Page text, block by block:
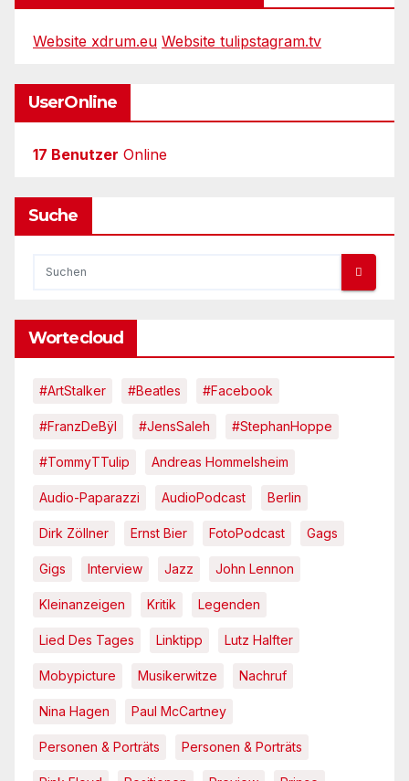
Website xdrum.eu Website tulipstagram.tv
UserOnline
17 Benutzer Online
Suche
Wortecloud
#ArtStalker #Beatles #Facebook
#FranzDeBÿl #JensSaleh #StephanHoppe
#TommyTTulip Andreas Hommelsheim
Audio-Paparazzi AudioPodcast Berlin
Dirk Zöllner Ernst Bier FotoPodcast Gags
Gigs Interview Jazz John Lennon
Kleinanzeigen Kritik Legenden
Lied Des Tages Linktipp Lutz Halfter
Mobypicture Musikerwitze Nachruf
Nina Hagen Paul McCartney
Personen & Porträts Personen & Porträts